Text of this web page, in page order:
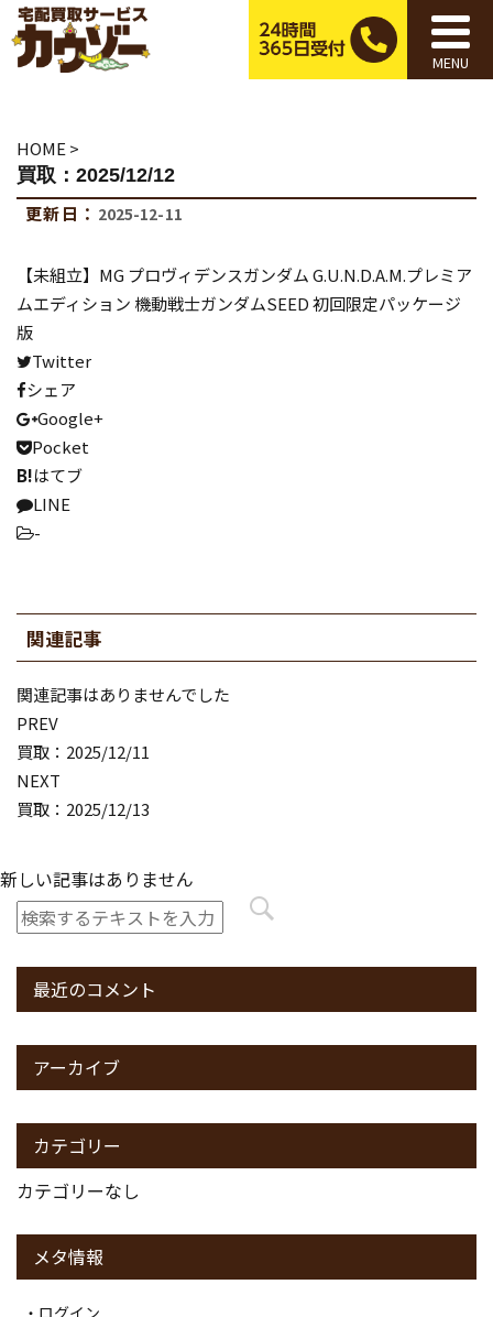
MENU
HOME >
買取：2025/12/12
更新日： 2025-12-11
【未組立】MG プロヴィデンスガンダム G.U.N.D.A.M.プレミア
ムエディション 機動戦士ガンダムSEED 初回限定パッケージ
版
Twitter
シェア
Google+
Pocket
B!はてブ
LINE
-
関連記事
関連記事はありませんでした
PREV
買取：2025/12/11
NEXT
買取：2025/12/13
新しい記事はありません
最近のコメント
アーカイブ
カテゴリー
カテゴリーなし
メタ情報
ログイン